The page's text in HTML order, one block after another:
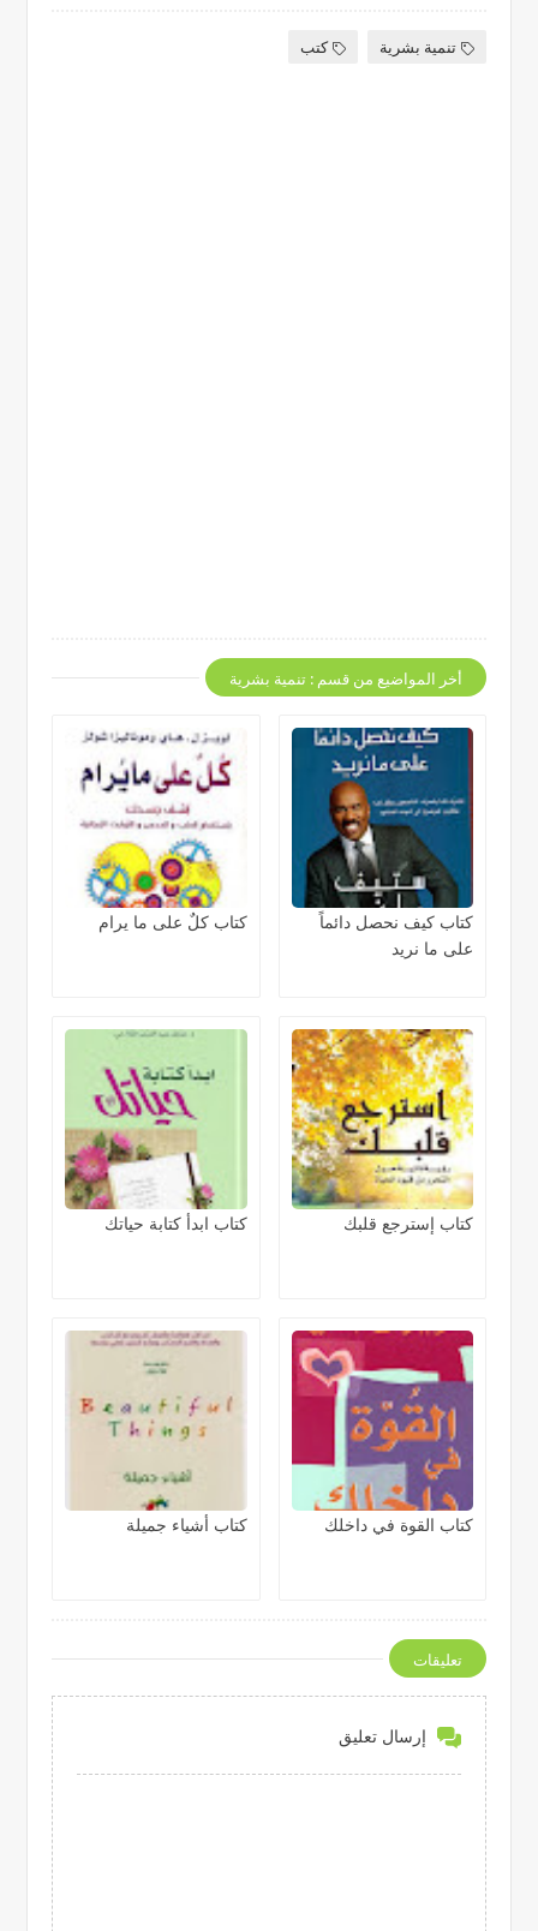
تنمية بشرية كتب
أخر المواضيع من قسم : تنمية بشرية
كتاب كيف نحصل دائماً
على ما نريد
كتاب كلٌ على ما يرام
كتاب إسترجع قلبك كتاب ابدأ كتابة حياتك
كتاب القوة في داخلك كتاب أشياء جميلة
تعليقات
إرسال تعليق